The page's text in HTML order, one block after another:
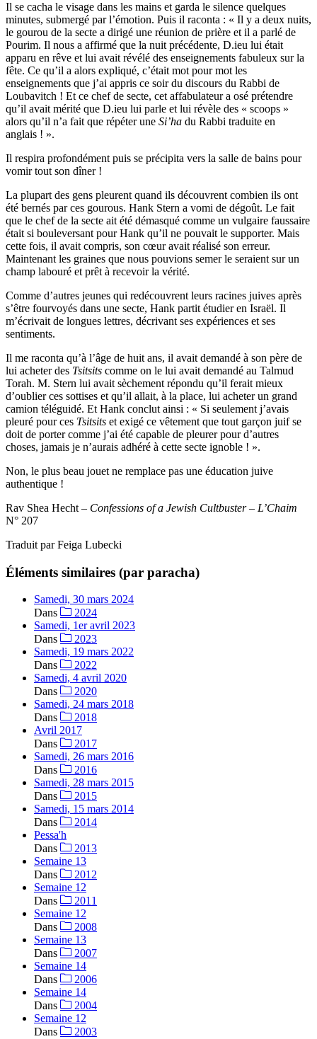
Il se cacha le visage dans les mains et garda le silence quelques
minutes, submergé par l’émotion. Puis il raconta : « Il y a deux nuits,
le gourou de la secte a dirigé une réunion de prière et il a parlé de
Pourim. Il nous a affirmé que la nuit précédente, D.ieu lui était
apparu en rêve et lui avait révélé des enseignements fabuleux sur la
fête. Ce qu’il a alors expliqué, c’était mot pour mot les
enseignements que j’ai appris ce soir du discours du Rabbi de
Loubavitch ! Et ce chef de secte, cet affabulateur a osé prétendre
qu’il avait mérité que D.ieu lui parle et lui révèle des « scoops »
alors qu’il n’a fait que répéter une Si’ha du Rabbi traduite en
anglais ! ».
Il respira profondément puis se précipita vers la salle de bains pour
vomir tout son dîner !
La plupart des gens pleurent quand ils découvrent combien ils ont
été bernés par ces gourous. Hank Stern a vomi de dégoût. Le fait
que le chef de la secte ait été démasqué comme un vulgaire faussaire
était si bouleversant pour Hank qu’il ne pouvait le supporter. Mais
cette fois, il avait compris, son cœur avait réalisé son erreur.
Maintenant les graines que nous pouvions semer le seraient sur un
champ labouré et prêt à recevoir la vérité.
Comme d’autres jeunes qui redécouvrent leurs racines juives après
s’être fourvoyés dans une secte, Hank partit étudier en Israël. Il
m’écrivait de longues lettres, décrivant ses expériences et ses
sentiments.
Il me raconta qu’à l’âge de huit ans, il avait demandé à son père de
lui acheter des Tsitsits comme on le lui avait demandé au Talmud
Torah. M. Stern lui avait sèchement répondu qu’il ferait mieux
d’oublier ces sottises et qu’il allait, à la place, lui acheter un grand
camion téléguidé. Et Hank conclut ainsi : « Si seulement j’avais
pleuré pour ces Tsitsits et exigé ce vêtement que tout garçon juif se
doit de porter comme j’ai été capable de pleurer pour d’autres
choses, jamais je n’aurais adhéré à cette secte ignoble ! ».
Non, le plus beau jouet ne remplace pas une éducation juive
authentique !
Rav Shea Hecht – Confessions of a Jewish Cultbuster – L’Chaim
N° 207
Traduit par Feiga Lubecki
Éléments similaires (par paracha)
Samedi, 30 mars 2024
Dans
2024
Samedi, 1er avril 2023
Dans
2023
Samedi, 19 mars 2022
Dans
2022
Samedi, 4 avril 2020
Dans
2020
Samedi, 24 mars 2018
Dans
2018
Avril 2017
Dans
2017
Samedi, 26 mars 2016
Dans
2016
Samedi, 28 mars 2015
Dans
2015
Samedi, 15 mars 2014
Dans
2014
Pessa'h
Dans
2013
Semaine 13
Dans
2012
Semaine 12
Dans
2011
Semaine 12
Dans
2008
Semaine 13
Dans
2007
Semaine 14
Dans
2006
Semaine 14
Dans
2004
Semaine 12
Dans
2003